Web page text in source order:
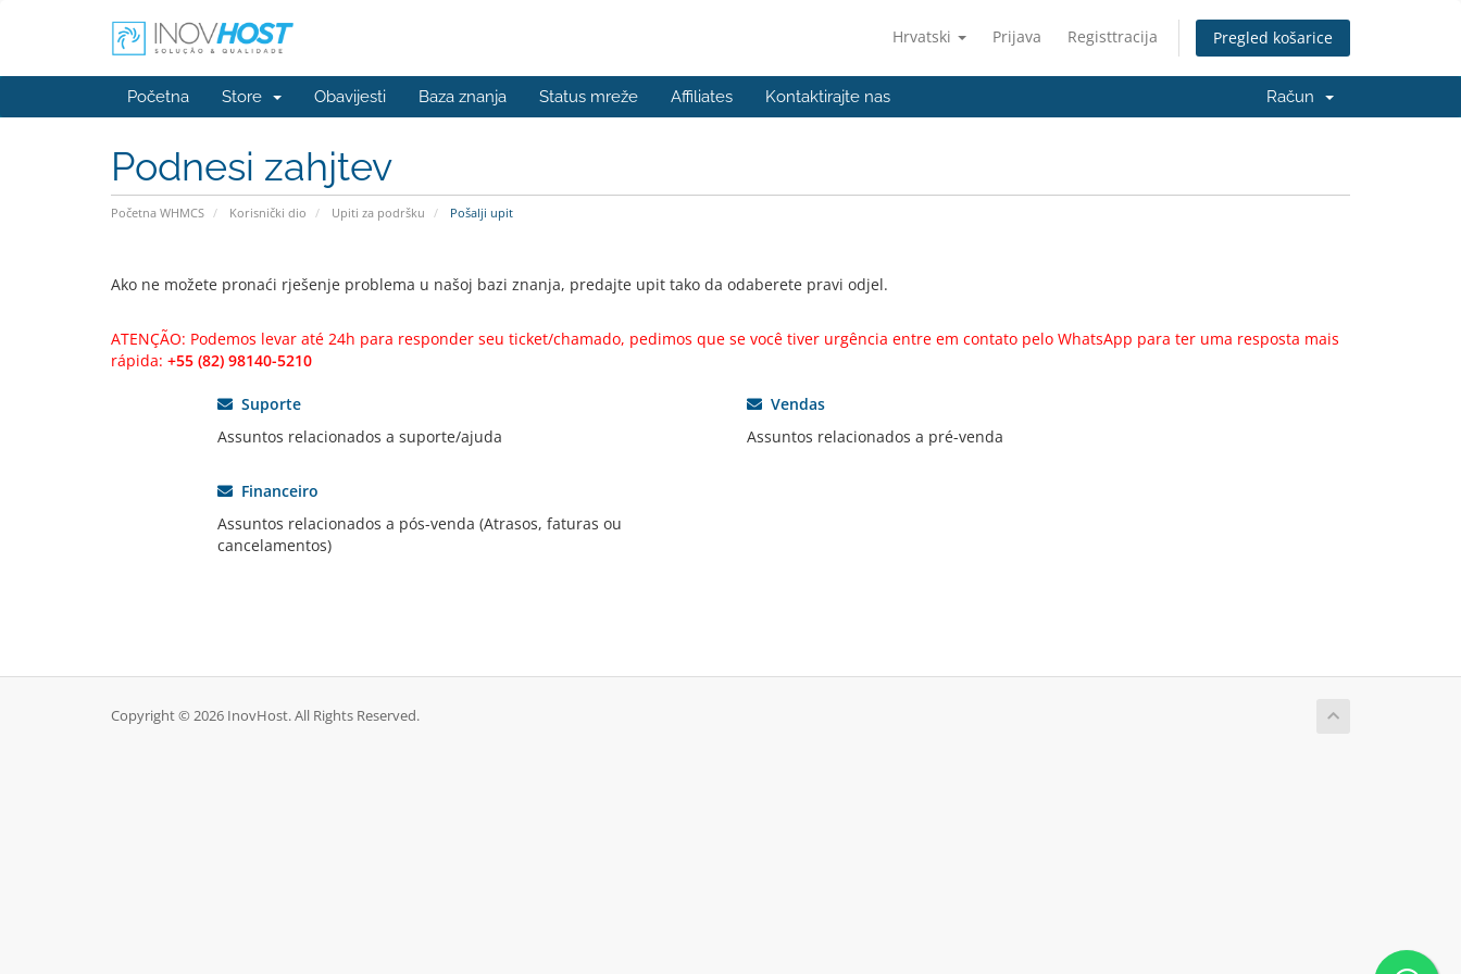
Hrvatski Prijava Registtracija Pregled košarice
Početna Store Obavijesti Baza znanja Status mreže Affiliates Kontaktirajte nas Račun
Podnesi zahjtev
Početna WHMCS Korisnički dio Upiti za podršku Pošalji upit
Ako ne možete pronaći rješenje problema u našoj bazi znanja, predajte upit tako da odaberete pravi odjel.
ATENÇÃO: Podemos levar até 24h para responder seu ticket/chamado, pedimos que se você tiver urgência entre em contato pelo WhatsApp para ter uma resposta mais
rápida: +55 (82) 98140-5210
Suporte
Assuntos relacionados a suporte/ajuda
Vendas
Assuntos relacionados a pré-venda
Financeiro
Assuntos relacionados a pós-venda (Atrasos, faturas ou
cancelamentos)
Copyright © 2026 InovHost. All Rights Reserved.